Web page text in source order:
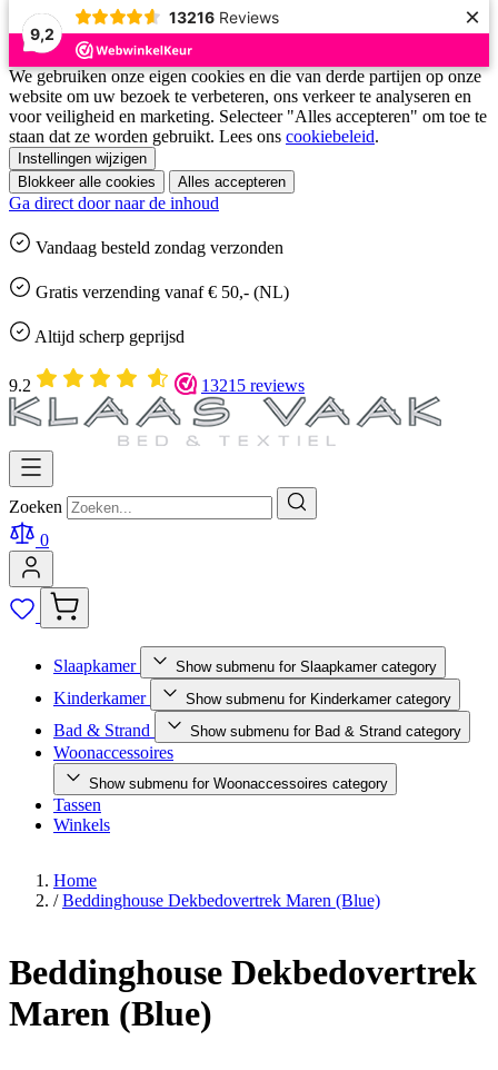
9,2
13216 Reviews ×
We gebruiken onze eigen cookies en die van derde partijen op onze
website om uw bezoek te verbeteren, ons verkeer te analyseren en
voor veiligheid en marketing. Selecteer "Alles accepteren" om toe te
staan dat ze worden gebruikt. Lees ons cookiebeleid.
Instellingen wijzigen
Blokkeer alle cookies
Alles accepteren
Ga direct door naar de inhoud
Vandaag besteld zondag verzonden
Gratis verzending vanaf € 50,- (NL)
Altijd scherp geprijsd
9.2 13215 reviews
Zoeken
0
Slaapkamer Show submenu for Slaapkamer category
Kinderkamer Show submenu for Kinderkamer category
Bad & Strand Show submenu for Bad & Strand category
Woonaccessoires
Show submenu for Woonaccessoires category
Tassen
Winkels
Home
/ Beddinghouse Dekbedovertrek Maren (Blue)
Beddinghouse Dekbedovertrek
Maren (Blue)